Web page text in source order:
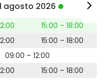
agosto 2026
15:00 – 18:00
15:00 – 18:00
09:00 – 12:00
15:00 – 18:00